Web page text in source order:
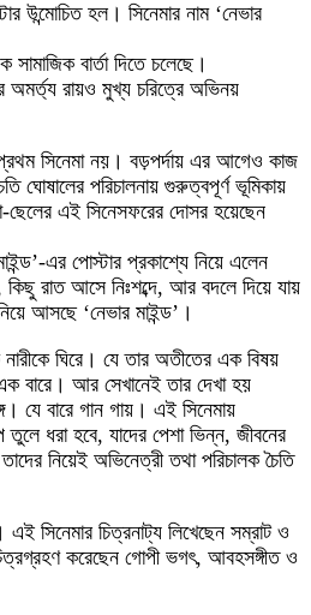
উন্মোচিত হল। সিনেমার নাম ‘নেভার
সামাজিক বার্তা দিতে চলেছে।
অমর্ত্য রায়ও মুখ্য চরিত্রে অভিনয়
সিনেমা নয়। বড়পর্দায় এর আগেও কাজ
ঘোষালের পরিচালনায় গুরুত্বপূর্ণ ভূমিকায়
এই সিনেসফরের দোসর হয়েছেন
এর পোস্টার প্রকাশ্যে নিয়ে এলেন
রাত আসে নিঃশব্দে, আর বদলে দিয়ে যায়
আসছে ‘নেভার মাইন্ড’।
ঘিরে। যে তার অতীতের এক বিষয়
বারে। আর সেখানেই তার দেখা হয়
যে বারে গান গায়। এই সিনেমায়
ধরা হবে, যাদের পেশা ভিন্ন, জীবনের
নিয়েই অভিনেত্রী তথা পরিচালক চৈতি
এই সিনেমার চিত্রনাট্য লিখেছেন সম্রাট ও
করেছেন গোপী ভগৎ, আবহসঙ্গীত ও